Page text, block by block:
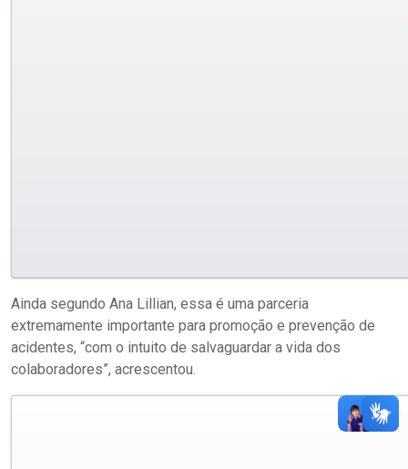
Ainda segundo Ana Lillian, essa é uma parceria
extremamente importante para promoção e prevenção de
acidentes, “com o intuito de salvaguardar a vida dos
colaboradores”, acrescentou.